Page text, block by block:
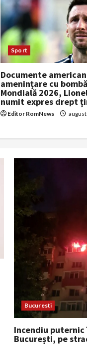
Sport
Documente
amenințare cu
Mondială 2026,
numit expres drept
Editor RomNews
Bucuresti
Incendiu
București, pe